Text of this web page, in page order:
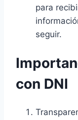
para
seguir.
con DNI